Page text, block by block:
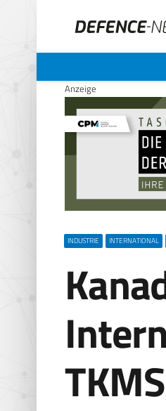
Anzeige
INDUSTRIE INTERNATIONAL
TKMS